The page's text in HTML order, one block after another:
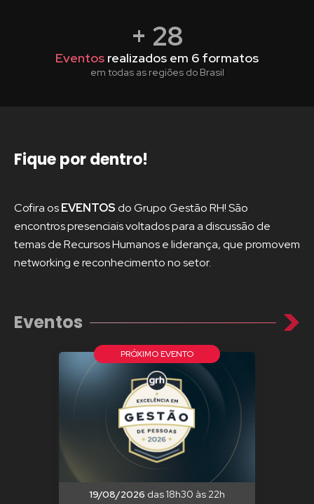
+ 28
Eventos realizados em 6 formatos
em todas as regiões do Brasil
Fiquepor dentro!
Cofira osEVENTOS do Grupo Gestão RH! São
encontros presenciais voltados para a discussão de
temas de Recursos Humanos e liderança, que promovem
networking e reconhecimento no setor.
Eventos
PRÓXIMO EVENTO
19/08/2026 das 18h30 às 22h